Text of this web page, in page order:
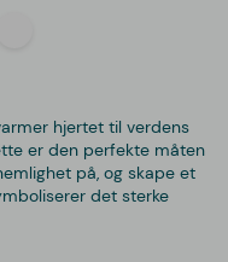
hjertet til verdens
er den perfekte måten
på, og skape et
det sterke